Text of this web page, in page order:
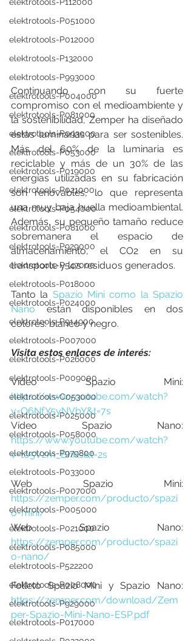
elektrotools-P051000
elektrotools-P012000
elektrotools-P132000
elektrotools-P993000
elektrotools-P004000
elektrotools-P081000
elektrotools-P093000
elektrotools-P053000
elektrotools-P019000
elektrotools-P021000
elektrotools-P054000
elektrotools-P081000
elektrotools-P929000
elektrotools-P547000
elektrotools-P018000
elektrotools-P024000
elektrotools-P914900
elektrotools-P007000
elektrotools-P026000
elektrotools-P009000
elektrotools-C053000
elektrotools-P025000
elektrotools-P058000
elektrotools-P979800
elektrotools-P033000
elektrotools-P007000
elektrotools-P005000
elektrotools-P021000
elektrotools-P085000
elektrotools-P522200
elektrotools-P008000
elektrotools-P929000
elektrotools-P017000
Continuando con su fuerte
compromiso con el medioambiente y
la sostenibilidad, Zemper ha diseñado
estas luminarias para ser sostenibles.
Más del 60% de la luminaria es
reciclable y más de un 30% de las
energías utilizadas en su fabricación
son renovables, lo que representa
una muy baja huella medioambiental.
Además, su pequeño tamaño reduce
sobremanera el espacio de
almacenamiento, el CO2 en su
transporte y los residuos generados.
Tanto la Spazio Mini como la Spazio
Nano están disponibles en dos
colores: blanco y negro.
Visita estos enlaces de interés:
https://www.youtube.com/watch?
v=O6NfY5yNVbY&t=7s
https://www.youtube.com/watch?
v=to5Vzm_BhKs&t=2s
https://zemper.com/producto/spazi
o-mini/
https://zemper.com/producto/spazi
o-nano/
https://zemper.com/download/Zem
per-Spazio-Mini-Nano-ESP.pdf